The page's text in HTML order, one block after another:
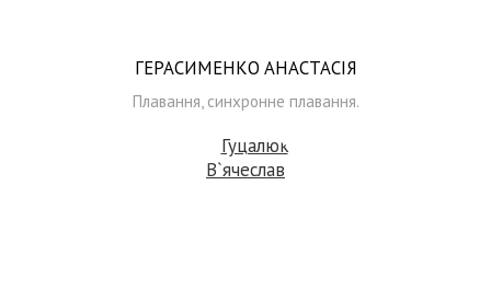
ГЕРАСИМЕНКО АНАСТАСІЯ
Плавання, синхронне плавання.